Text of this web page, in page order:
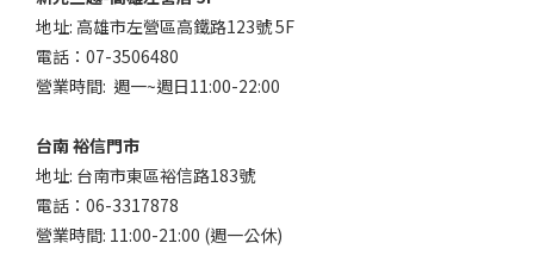
地址: 高雄市左營區高鐵路123號 5F
電話：07-3506480
營業時間: 週一~週日11:00-22:00
台南 裕信門市
地址: 台南市東區裕信路183號
電話：06-3317878
營業時間: 11:00-21:00 (週一公休)